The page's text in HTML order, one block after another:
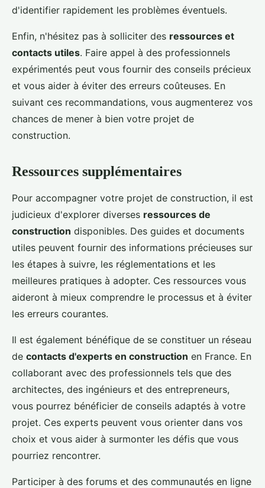
d'identifier rapidement les problèmes éventuels.
Enfin, n'hésitez pas à solliciter des ressources et
contacts utiles. Faire appel à des professionnels
expérimentés peut vous fournir des conseils précieux
et vous aider à éviter des erreurs coûteuses. En
suivant ces recommandations, vous augmenterez vos
chances de mener à bien votre projet de
construction.
Ressources supplémentaires
Pour accompagner votre projet de construction, il est
judicieux d'explorer diverses ressources de
construction disponibles. Des guides et documents
utiles peuvent fournir des informations précieuses sur
les étapes à suivre, les réglementations et les
meilleures pratiques à adopter. Ces ressources vous
aideront à mieux comprendre le processus et à éviter
les erreurs courantes.
Il est également bénéfique de se constituer un réseau
de contacts d'experts en construction en France. En
collaborant avec des professionnels tels que des
architectes, des ingénieurs et des entrepreneurs,
vous pourrez bénéficier de conseils adaptés à votre
projet. Ces experts peuvent vous orienter dans vos
choix et vous aider à surmonter les défis que vous
pourriez rencontrer.
Participer à des forums et des communautés en ligne